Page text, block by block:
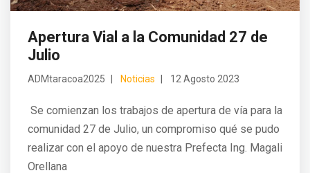
Apertura Vial a la Comunidad 27 de
Julio
ADMtaracoa2025 Noticias 12 Agosto 2023
Se comienzan los trabajos de apertura de vía para la
comunidad 27 de Julio, un compromiso qué se pudo
realizar con el apoyo de nuestra Prefecta Ing. Magali
Orellana